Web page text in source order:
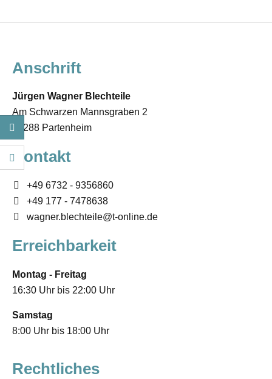
Anschrift
Jürgen Wagner Blechteile
Am Schwarzen Mannsgraben 2
55288 Partenheim
Kontakt
+49 6732 - 9356860
+49 177 - 7478638
wagner.blechteile@t-online.de
Erreichbarkeit
Montag - Freitag
16:30 Uhr bis 22:00 Uhr
Samstag
8:00 Uhr bis 18:00 Uhr
Rechtliches